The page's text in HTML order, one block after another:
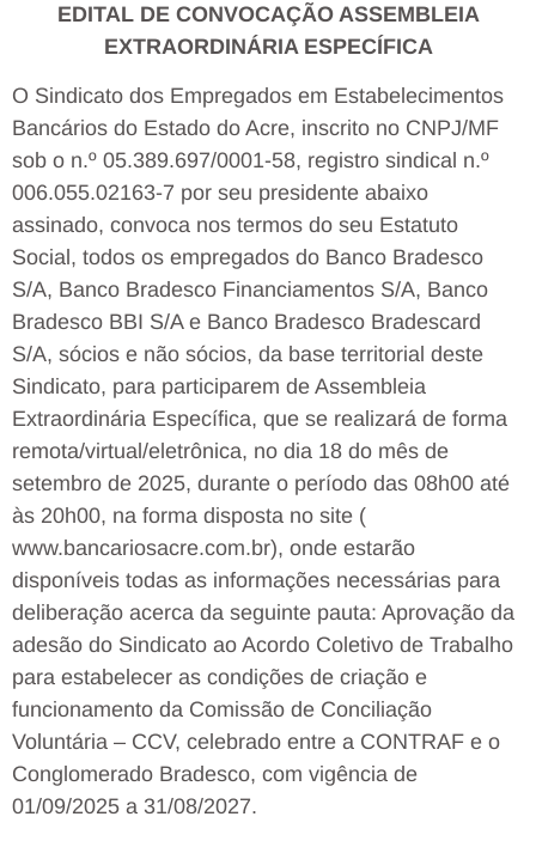
EDITAL DE CONVOCAÇÃO ASSEMBLEIA
EXTRAORDINÁRIA ESPECÍFICA
O Sindicato dos Empregados em Estabelecimentos
Bancários do Estado do Acre, inscrito no CNPJ/MF
sob o n.º 05.389.697/0001-58, registro sindical n.º
006.055.02163-7 por seu presidente abaixo
assinado, convoca nos termos do seu Estatuto
Social, todos os empregados do Banco Bradesco
S/A, Banco Bradesco Financiamentos S/A, Banco
Bradesco BBI S/A e Banco Bradesco Bradescard
S/A, sócios e não sócios, da base territorial deste
Sindicato, para participarem de Assembleia
Extraordinária Específica, que se realizará de forma
remota/virtual/eletrônica, no dia 18 do mês de
setembro de 2025, durante o período das 08h00 até
às 20h00, na forma disposta no site (
www.bancariosacre.com.br), onde estarão
disponíveis todas as informações necessárias para
deliberação acerca da seguinte pauta: Aprovação da
adesão do Sindicato ao Acordo Coletivo de Trabalho
para estabelecer as condições de criação e
funcionamento da Comissão de Conciliação
Voluntária – CCV, celebrado entre a CONTRAF e o
Conglomerado Bradesco, com vigência de
01/09/2025 a 31/08/2027.